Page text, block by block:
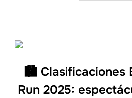
🏙️ Clasificaciones
Run 2025: